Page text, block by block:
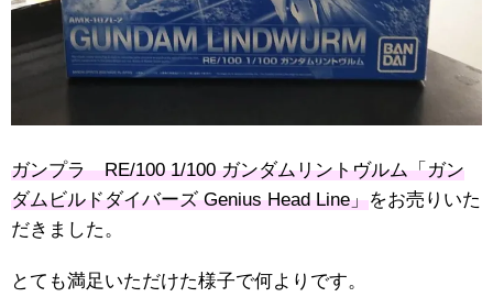
ガンプラ RE/100 1/100 ガンダムリントヴルム「ガン
ダムビルドダイバーズ Genius Head Line」をお売りいた
だきました。
とても満足いただけた様子で何よりです。